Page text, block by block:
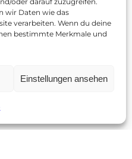
wir Daten wie das
verarbeiten. Wenn du deine
bestimmte Merkmale und
Einstellungen ansehen